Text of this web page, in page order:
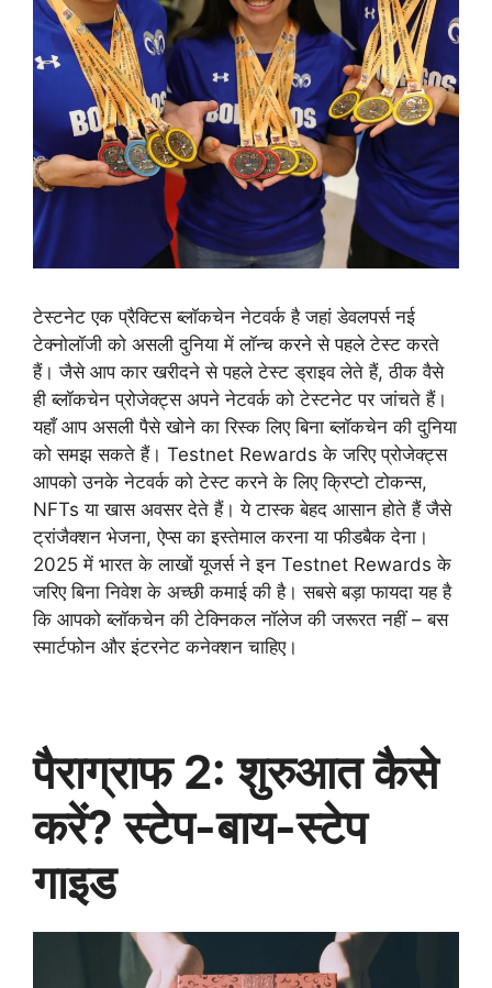
टेस्टनेट एक प्रैक्टिस ब्लॉकचेन नेटवर्क है जहां डेवलपर्स नई
टेक्नोलॉजी को असली दुनिया में लॉन्च करने से पहले टेस्ट करते
हैं। जैसे आप कार खरीदने से पहले टेस्ट ड्राइव लेते हैं, ठीक वैसे
ही ब्लॉकचेन प्रोजेक्ट्स अपने नेटवर्क को टेस्टनेट पर जांचते हैं।
यहाँ आप असली पैसे खोने का रिस्क लिए बिना ब्लॉकचेन की दुनिया
को समझ सकते हैं। Testnet Rewards के जरिए प्रोजेक्ट्स
आपको उनके नेटवर्क को टेस्ट करने के लिए क्रिप्टो टोकन्स,
NFTs या खास अवसर देते हैं। ये टास्क बेहद आसान होते हैं जैसे
ट्रांजैक्शन भेजना, ऐप्स का इस्तेमाल करना या फीडबैक देना।
2025 में भारत के लाखों यूजर्स ने इन Testnet Rewards के
जरिए बिना निवेश के अच्छी कमाई की है। सबसे बड़ा फायदा यह है
कि आपको ब्लॉकचेन की टेक्निकल नॉलेज की जरूरत नहीं – बस
स्मार्टफोन और इंटरनेट कनेक्शन चाहिए।
पैराग्राफ 2: शुरुआत कैसे
करें? स्टेप-बाय-स्टेप
गाइड